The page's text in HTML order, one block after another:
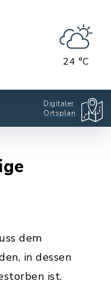
24 °C
Digitaler
Ortsplan
dem
in dessen
ist.